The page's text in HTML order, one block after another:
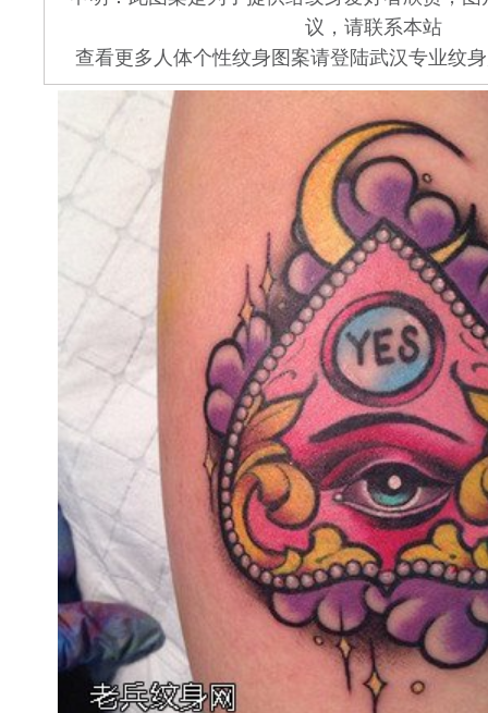
议，请联系本站
查看更多人体个性纹身图案请登陆武汉专业纹